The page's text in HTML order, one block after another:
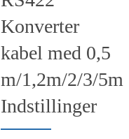
Konverter
kabel med 0,5
m/1,2m/2/3/5m
Indstillinger